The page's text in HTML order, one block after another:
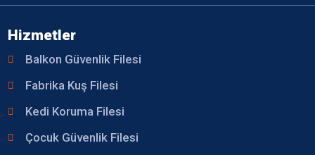
Hizmetler
Balkon Güvenlik Filesi
Fabrika Kuş Filesi
Kedi Koruma Filesi
Çocuk Güvenlik Filesi